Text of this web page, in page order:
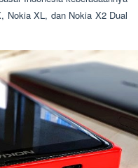
Nokia XL, dan Nokia X2 Dual